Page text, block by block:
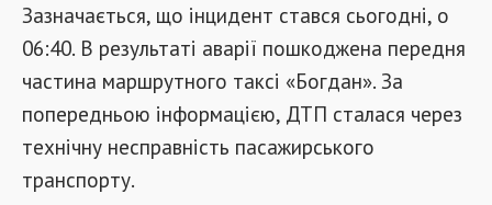
Зазначається, що інцидент стався сьогодні, о
06:40. В результаті аварії пошкоджена передня
частина маршрутного таксі «Богдан». За
попередньою інформацією, ДТП сталася через
технічну несправність пасажирського
транспорту.